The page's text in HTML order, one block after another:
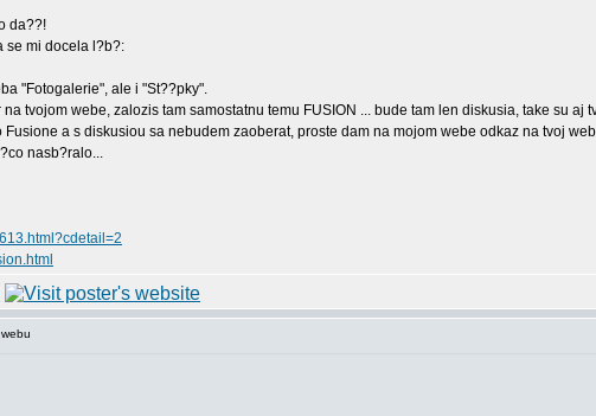
da??!
se mi docela l?b?:
"Fotogalerie", ale i "St??pky".
tvojom webe, zalozis tam samostatnu temu FUSION ... bude tam len diskusia, take su aj
a s diskusiou sa nebudem zaoberat, proste dam na mojom webe odkaz na tvoj
nasb?ralo...